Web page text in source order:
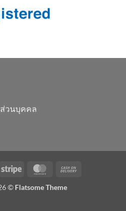
วนบุคคล
Stripe MasterCard
© Flatsome Theme